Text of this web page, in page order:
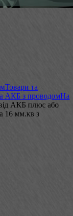
Товари та
АКБ з проводомНа
АКБ плюс або
16 мм.кв з